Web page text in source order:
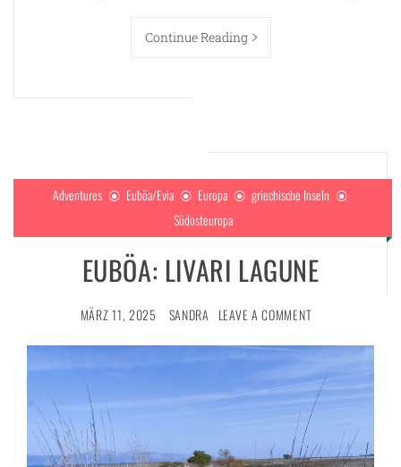
Continue Reading
Adventures Euböa/Evia Europa
griechische Inseln
Südosteuropa
EUBÖA: LIVARI LAGUNE
MÄRZ 11, 2025 SANDRA LEAVE A COMMENT